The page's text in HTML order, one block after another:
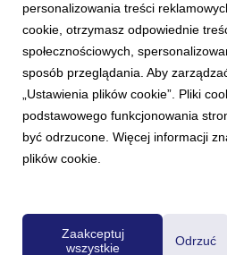
Powered by
personalizowania treści
cookie, otrzymasz odpowiednie
społecznościowych,
sposób przeglądania. Aby
„Ustawienia plików cookie”. Pliki
podstawowego funkcjonowania
być odrzucone. Więcej informacji
plików cookie.
Zaakceptuj
wszystkie
Odrzuć